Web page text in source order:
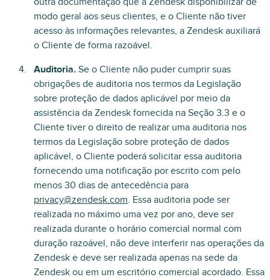
modo geral aos seus clientes, e o Cliente não tiver
acesso às informações relevantes, a Zendesk auxiliará
o Cliente de forma razoável.
Auditoria. Se o Cliente não puder cumprir suas
obrigações de auditoria nos termos da Legislação
sobre proteção de dados aplicável por meio da
assistência da Zendesk fornecida na Seção 3.3 e o
Cliente tiver o direito de realizar uma auditoria nos
termos da Legislação sobre proteção de dados
aplicável, o Cliente poderá solicitar essa auditoria
fornecendo uma notificação por escrito com pelo
menos 30 dias de antecedência para
privacy@zendesk.com. Essa auditoria pode ser
realizada no máximo uma vez por ano, deve ser
realizada durante o horário comercial normal com
duração razoável, não deve interferir nas operações da
Zendesk e deve ser realizada apenas na sede da
Zendesk ou em um escritório comercial acordado. Essa